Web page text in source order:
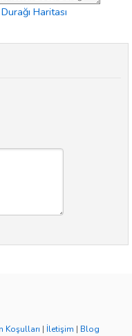
Haritası
Koşulları | İletişim | Blog